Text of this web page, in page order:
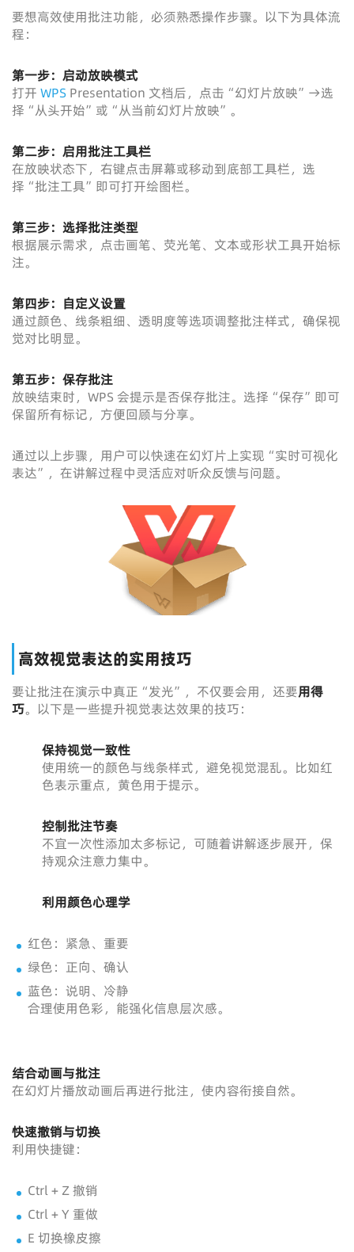
要想高效使用批注功能，必须熟悉操作步骤。以下为具体流
程：
第一步：启动放映模式
打开 WPS Presentation 文档后，点击“幻灯片放映”→选
择“从头开始”或“从当前幻灯片放映”。
第二步：启用批注工具栏
在放映状态下，右键点击屏幕或移动到底部工具栏，选
择“批注工具”即可打开绘图栏。
第三步：选择批注类型
根据展示需求，点击画笔、荧光笔、文本或形状工具开始标
注。
第四步：自定义设置
通过颜色、线条粗细、透明度等选项调整批注样式，确保视
觉对比明显。
第五步：保存批注
放映结束时，WPS 会提示是否保存批注。选择“保存”即可
保留所有标记，方便回顾与分享。
通过以上步骤，用户可以快速在幻灯片上实现“实时可视化
表达”，在讲解过程中灵活应对听众反馈与问题。
高效视觉表达的实用技巧
要让批注在演示中真正“发光”，不仅要会用，还要用得
巧。以下是一些提升视觉表达效果的技巧：
保持视觉一致性
使用统一的颜色与线条样式，避免视觉混乱。比如红
色表示重点，黄色用于提示。
控制批注节奏
不宜一次性添加太多标记，可随着讲解逐步展开，保
持观众注意力集中。
利用颜色心理学
红色：紧急、重要
绿色：正向、确认
蓝色：说明、冷静
合理使用色彩，能强化信息层次感。
结合动画与批注
在幻灯片播放动画后再进行批注，使内容衔接自然。
快速撤销与切换
利用快捷键：
Ctrl + Z 撤销
Ctrl + Y 重做
E 切换橡皮擦